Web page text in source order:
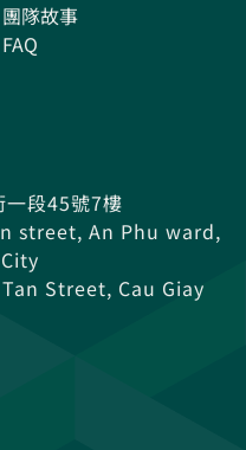
團隊故事
FAQ
一段45號7樓
street, An Phu ward,
Street, Cau Giay